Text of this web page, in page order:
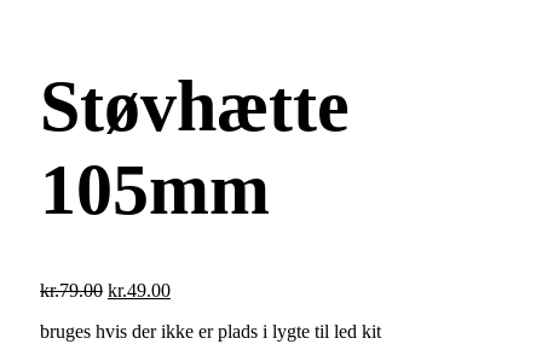
Støvhætte
105mm
kr.79.00 Den
pris
kr.49.00Den
pris
bruges hvis der ikke er plads i lygte til led kit